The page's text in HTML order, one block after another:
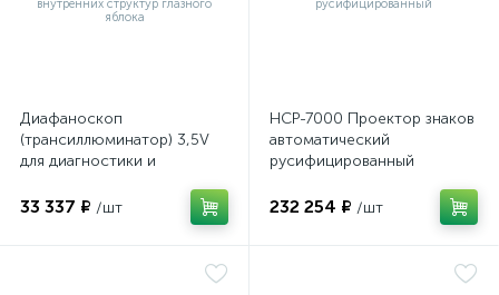
Диафаноскоп
(трансиллюминатор) 3,5V
для диагностики и
структур глазного яблока
33 337 ₽ /шт
НСР-7000 Проектор знаков
автоматический
русифицированный
232 254 ₽ /шт